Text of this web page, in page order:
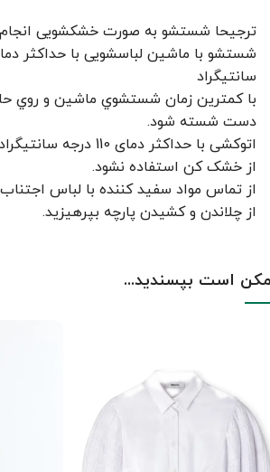
ترجیحا شستشو به صورت خشکشویی
سانتیگراد
با کمترين زمان شستشوي ماشين و روي
دست شسته شود.
اتوکشی با حداکثر دمای 110 درجه سانتیگراد
از خشک کن استفاده نشود.
از تماس مواد سفید کننده با لباس
از چلاندن و کشيدن پارچه بپرهيزيد.
است بپسندید...